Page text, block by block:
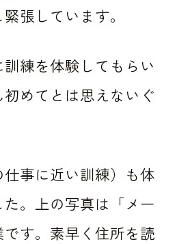
張しています。
練を体験してもらい
めてとは思えないぐ
事に近い訓練）も体
。上の写真は「メー
す。素早く住所を読